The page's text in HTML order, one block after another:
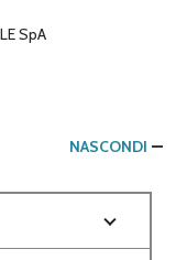
SpA
NASCONDI